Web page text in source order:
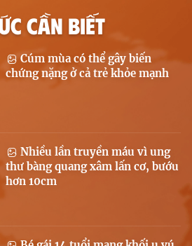
CẦN BIẾT
Cúm mùa có thể gây biến
chứng nặng ở cả trẻ khỏe mạnh
Nhiều lần truyền máu vì ung
thư bàng quang xâm lấn cơ, bướu
hơn 10cm